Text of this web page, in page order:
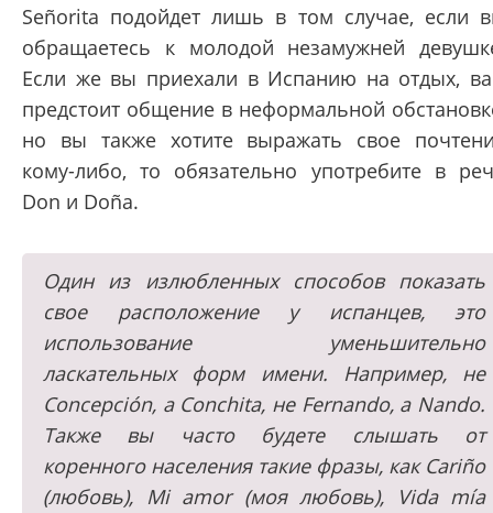
Señorita подойдет лишь в том случае, если
обращаетесь к молодой незамужней
Если же вы приехали в Испанию на отдых,
предстоит общение в неформальной
но вы также хотите выражать свое
кому-либо, то обязательно употребите в
Don и Doña.
Один из излюбленных способов показать
свое расположение у испанцев, это
использование уменьшительно
ласкательных форм имени. Например, не
Concepción, а Conchita, не Fernando, а Nando.
Также вы часто будете слышать от
коренного населения такие фразы, как Cariño
(любовь), Mi amor (моя любовь), Vida mía